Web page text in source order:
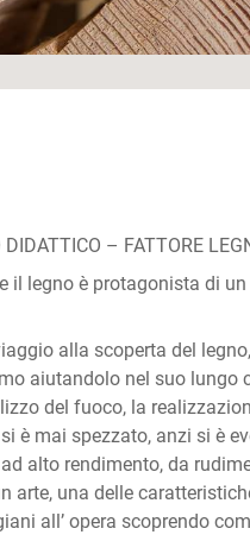
DIDATTICO – FATTORE
il legno è protagonista di
alla scoperta del
aiutandolo nel suo lungo
del fuoco, la
è mai spezzato, anzi si è
alto rendimento, da
arte, una delle
all’ opera scoprendo